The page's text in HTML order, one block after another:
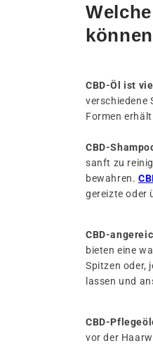
CBD-Öl ist
verschiedene
Formen
CBD-
sanft zu
bewahren.
gereizte oder
CBD-
bieten eine
Spitzen oder,
lassen und
CBD-
vor der